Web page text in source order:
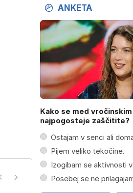
ANKETA
Kako se med
najpogosteje zaščitite?
Ostajam v senci ali
Pijem veliko tekočine.
Izogibam se aktivnosti
Posebej se ne